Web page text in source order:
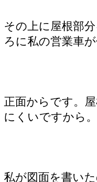
その上に屋根部
ろに私の営業車
正面からです。
にくいですから。
私が図面を書い